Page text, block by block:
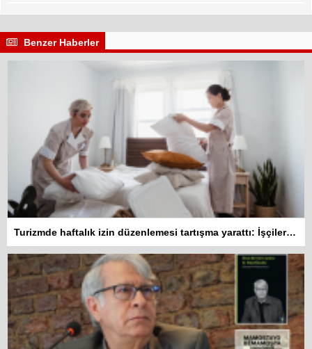
Benzer Haberler
Turizmde haftalık izin düzenlemesi tartışma yarattı: İşçiler 10 gün çalışmadan izin kullanamayacak